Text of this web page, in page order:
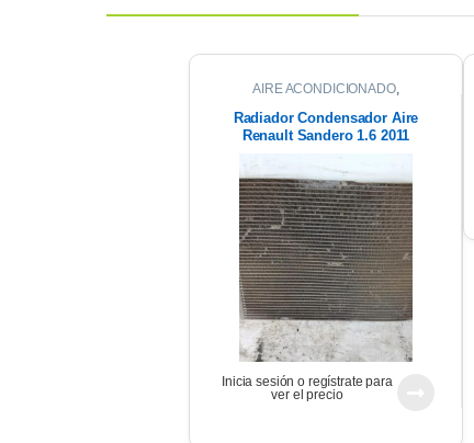
AIRE ACONDICIONADO,
Radiador Condensador Aire
Renault Sandero 1.6 2011
Inicia sesión o regístrate para
ver el precio